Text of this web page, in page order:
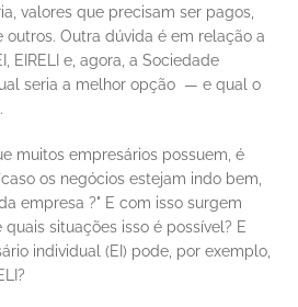
valores que precisam ser pagos,
Outra dúvida é em relação a
EIRELI e, agora, a Sociedade
seria a melhor opção  — e qual o
muitos empresários possuem, é
os negócios estejam indo bem,
empresa ?" E com isso surgem
situações isso é possível? E
individual (EI) pode, por exemplo,